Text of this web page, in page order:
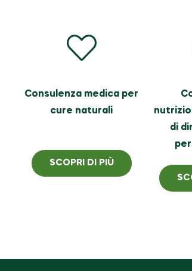
Consulenza medica per
cure naturali
SCOPRI DI PIÙ
di